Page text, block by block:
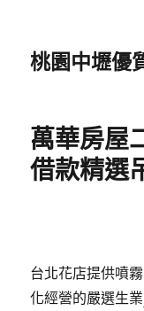
桃園中壢優
萬華房屋
借款精選
台北花店提供噴
化經營的嚴選生業